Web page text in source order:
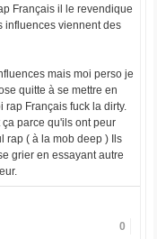
Français il le revendique
influences viennent des
mais moi perso je
quitte à se mettre en
Français fuck la dirty.
parce qu'ils ont peur
rap ( à la mob deep ) Ils
grier en essayant autre
0